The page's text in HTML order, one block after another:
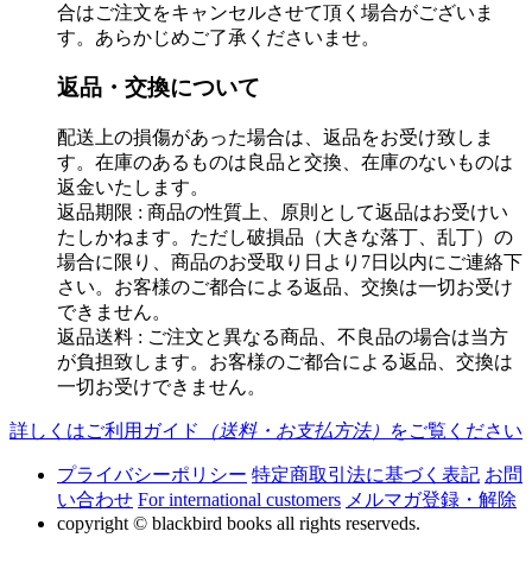
合はご注文をキャンセルさせて頂く場合がございま
す。あらかじめご了承くださいませ。
返品・交換について
配送上の損傷があった場合は、返品をお受け致しま
す。在庫のあるものは良品と交換、在庫のないものは
返金いたします。
返品期限 : 商品の性質上、原則として返品はお受けい
たしかねます。ただし破損品（大きな落丁、乱丁）の
場合に限り、商品のお受取り日より7日以内にご連絡下
さい。お客様のご都合による返品、交換は一切お受け
できません。
返品送料 : ご注文と異なる商品、不良品の場合は当方
が負担致します。お客様のご都合による返品、交換は
一切お受けできません。
詳しくはご利用ガイド （送料・お支払方法） をご覧ください
プライバシーポリシー 特定商取引法に基づく表記 お問
い合わせ For international customers メルマガ登録・解除
copyright © blackbird books all rights reserveds.